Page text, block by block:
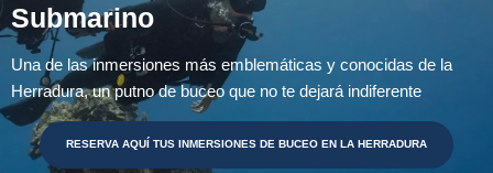
Submarino
Una de las inmersiones más emblemáticas y conocidas de la
Herradura, un putno de buceo que no te dejará indiferente
RESERVA AQUÍ TUS INMERSIONES DE BUCEO EN LA HERRADURA